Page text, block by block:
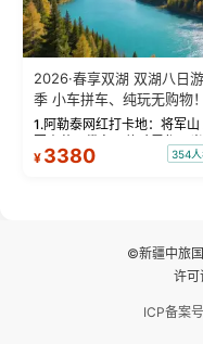
2026·春享双湖 双湖八日
季 小车拼车、纯玩无购物！
1.阿勒泰网红打卡地：将军山
军山落日缆车，体验雪都风
将军山，夕阳派对，蹦迪
¥ 3380 354
©新疆中旅
许
ICP备案